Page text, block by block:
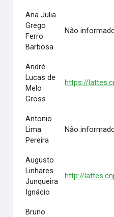
Ana Julia
Grego
Ferro
Barbosa
Não
André
Lucas de
Melo
Gross
https://
Antonio
Lima
Pereira
Não
Augusto
Linhares
Junqueira
Ignácio
http://
Bruno